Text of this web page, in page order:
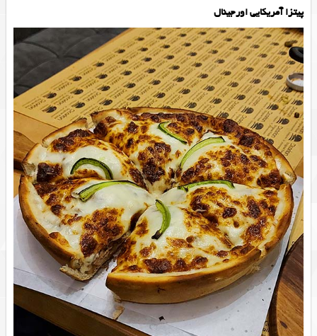
پیتزا آمریکایی اورجینال